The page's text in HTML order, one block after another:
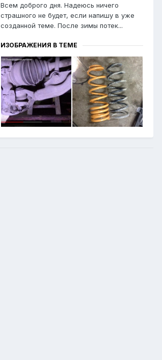
Всем доброго дня. Надеюсь ничего
страшного не будет, если напишу в уже
созданной теме. После зимы потек...
ИЗОБРАЖЕНИЯ В ТЕМЕ